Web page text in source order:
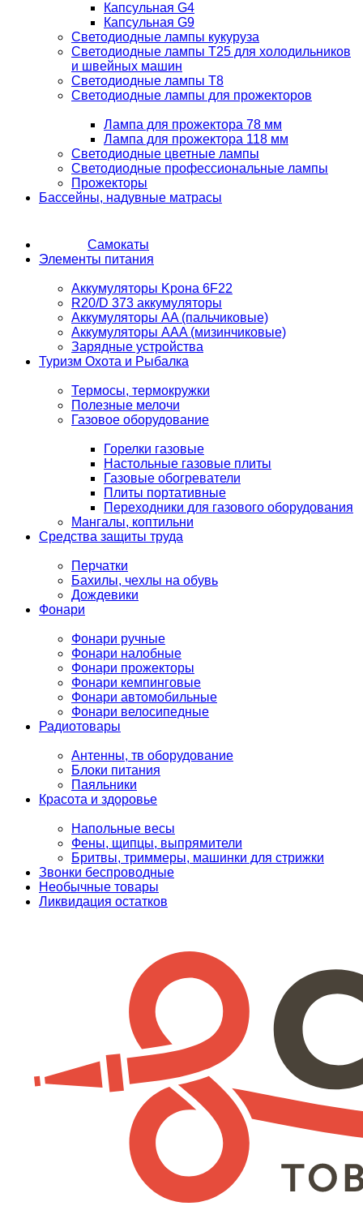
Капсульная G4
Капсульная G9
Светодиодные лампы кукуруза
Светодиодные лампы T25 для холодильников
и швейных машин
Светодиодные лампы T8
Светодиодные лампы для прожекторов
Лампа для прожектора 78 мм
Лампа для прожектора 118 мм
Светодиодные цветные лампы
Светодиодные профессиональные лампы
Прожекторы
Бассейны, надувные матрасы
Самокаты
Элементы питания
Аккумуляторы Kрона 6F22
R20/D 373 аккумуляторы
Аккумуляторы AA (пальчиковые)
Аккумуляторы AAA (мизинчиковые)
Зарядные устройства
Туризм Охота и Рыбалка
Термосы, термокружки
Полезные мелочи
Газовое оборудование
Горелки газовые
Настольные газовые плиты
Газовые обогреватели
Плиты портативные
Переходники для газового оборудования
Мангалы, коптильни
Средства защиты труда
Перчатки
Бахилы, чехлы на обувь
Дождевики
Фонари
Фонари ручные
Фонари налобные
Фонари прожекторы
Фонари кемпинговые
Фонари автомобильные
Фонари велосипедные
Радиотовары
Антенны, тв оборудование
Блоки питания
Паяльники
Красота и здоровье
Напольные весы
Фены, щипцы, выпрямители
Бритвы, триммеры, машинки для стрижки
Звонки беспроводные
Необычные товары
Ликвидация остатков